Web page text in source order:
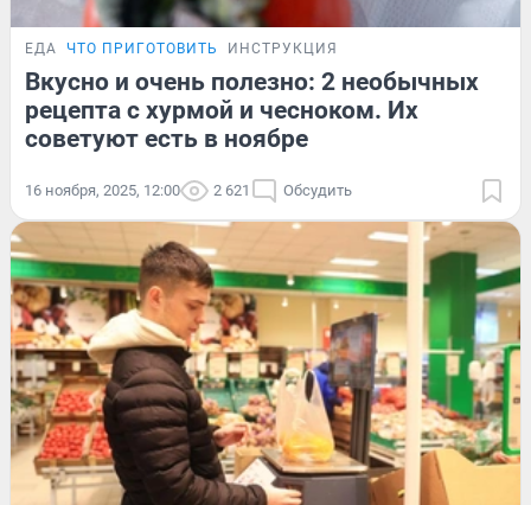
ЕДА ЧТО ПРИГОТОВИТЬ ИНСТРУКЦИЯ
Вкусно и очень полезно: 2 необычных
рецепта с хурмой и чесноком. Их
советуют есть в ноябре
16 ноября, 2025, 12:00 2 621 Обсудить